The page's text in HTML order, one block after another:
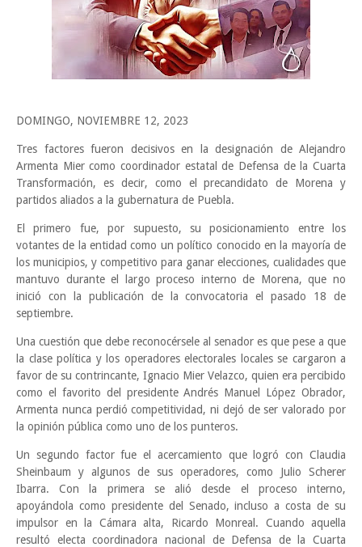
DOMINGO, NOVIEMBRE 12, 2023
Tres factores fueron decisivos en la designación de Alejandro
Armenta Mier como coordinador estatal de Defensa de la Cuarta
Transformación, es decir, como el precandidato de Morena y
partidos aliados a la gubernatura de Puebla.
El primero fue, por supuesto, su posicionamiento entre los
votantes de la entidad como un político conocido en la mayoría de
los municipios, y competitivo para ganar elecciones, cualidades que
mantuvo durante el largo proceso interno de Morena, que no
inició con la publicación de la convocatoria el pasado 18 de
septiembre.
Una cuestión que debe reconocérsele al senador es que pese a que
la clase política y los operadores electorales locales se cargaron a
favor de su contrincante, Ignacio Mier Velazco, quien era percibido
como el favorito del presidente Andrés Manuel López Obrador,
Armenta nunca perdió competitividad, ni dejó de ser valorado por
la opinión pública como uno de los punteros.
Un segundo factor fue el acercamiento que logró con Claudia
Sheinbaum y algunos de sus operadores, como Julio Scherer
Ibarra. Con la primera se alió desde el proceso interno,
apoyándola como presidente del Senado, incluso a costa de su
impulsor en la Cámara alta, Ricardo Monreal. Cuando aquella
resultó electa coordinadora nacional de Defensa de la Cuarta